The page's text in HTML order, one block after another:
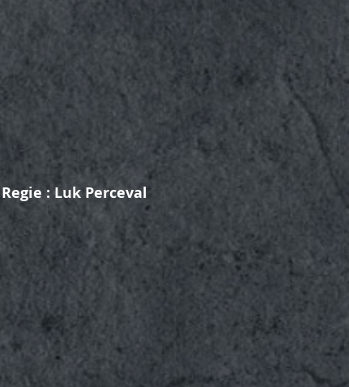
Regie : Luk Perceval